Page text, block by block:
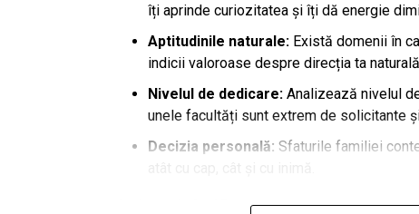
îți aprinde curiozitatea și îți dă energie
Aptitudinile naturale: Există domenii în
indicii valoroase despre direcția ta
Nivelul de dedicare: Analizează nivelul
unele facultăți sunt extrem de solicitante
Decizia personală: Sfaturile familiei
Odată ce ai clarificat aceste aspecte